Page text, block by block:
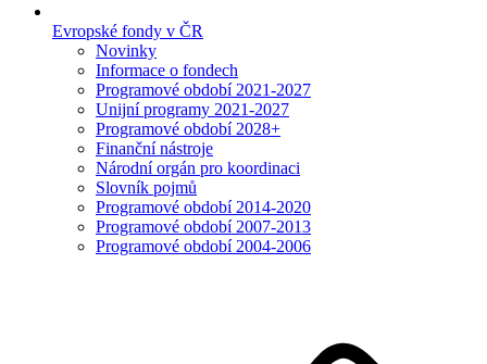
Evropské fondy v ČR
Novinky
Informace o fondech
Programové období 2021-2027
Unijní programy 2021-2027
Programové období 2028+
Finanční nástroje
Národní orgán pro koordinaci
Slovník pojmů
Programové období 2014-2020
Programové období 2007-2013
Programové období 2004-2006